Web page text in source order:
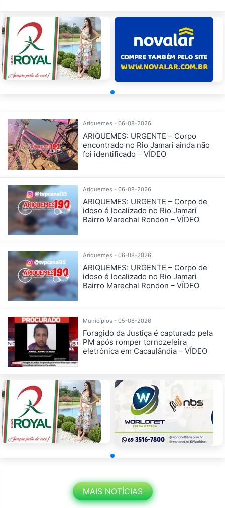
Ariquemes - 06-08-2026
ARIQUEMES: URGENTE – Corpo
encontrado no Rio Jamari ainda não
foi identificado – VÍDEO
Ariquemes - 06-08-2026
ARIQUEMES: URGENTE – Corpo de
idoso é localizado no Rio Jamari
Bairro Marechal Rondon – VÍDEO
Ariquemes - 06-08-2026
ARIQUEMES: URGENTE – Corpo de
idoso é localizado no Rio Jamari
Bairro Marechal Rondon – VÍDEO
Municípios - 05-08-2026
Foragido da Justiça é capturado pela
PM após romper tornozeleira
eletrônica em Cacaulândia – VÍDEO
MAIS NOTÍCIAS